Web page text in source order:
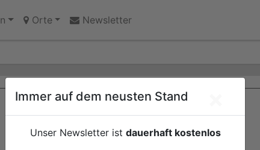
Orte Newsletter
oder Abriss?
Immer auf dem neusten Stand
Unser Newsletter ist dauerhaft kostenlos